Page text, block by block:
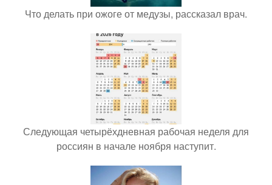
Что делать при ожоге от медузы, рассказал врач.
Следующая четырёхдневная рабочая неделя для
россиян в начале ноября наступит.